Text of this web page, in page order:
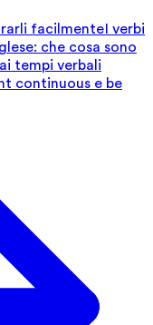
facilmenteI verbi
che cosa sono
tempi verbali
continuous e be